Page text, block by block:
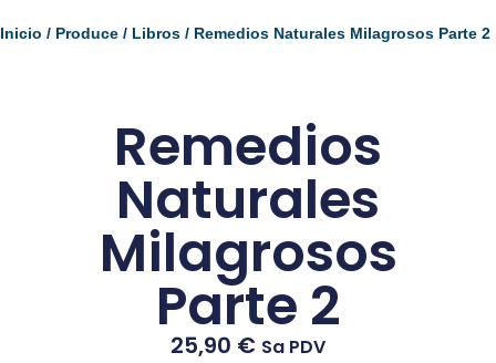
Inicio / Produce / Libros / Remedios Naturales Milagrosos Parte 2
Remedios
Naturales
Milagrosos
Parte 2
25,90 € Sa PDV